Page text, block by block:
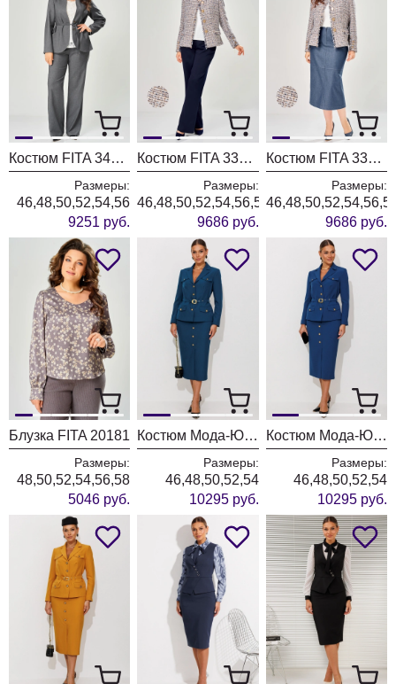
Костюм FITA 3401 графитовый
Размеры:
46,48,50,52,54,56
9251 руб.
Костюм FITA 3362 сине-бежевый
Размеры:
46,48,50,52,54,56,58,60,62
9686 руб.
Костюм FITA 3361 бежевый + деним
Размеры:
9686 руб.
Блузка FITA 20181
Размеры:
48,50,52,54,56,58
5046 руб.
Костюм Мода-Юрс 26-2935 темная бирюза
Размеры:
46,48,50,52,54
10295 руб.
Костюм Мода-Юрс 26-2935 синий
Размеры:
46,48,50,52,54
10295 руб.